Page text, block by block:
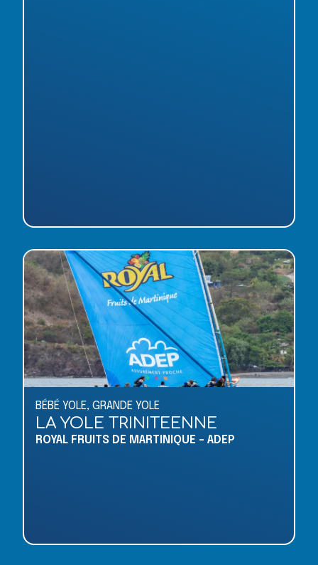
BÉBÉ YOLE, GRANDE YOLE
LA YOLE TRINITEENNE
ROYAL FRUITS DE MARTINIQUE - ADEP